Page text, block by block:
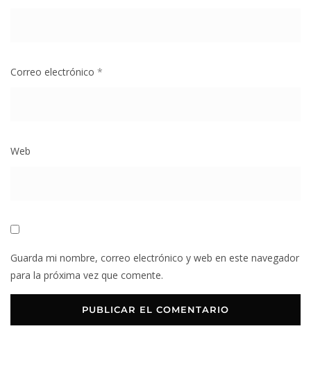
Correo electrónico *
Web
Guarda mi nombre, correo electrónico y web en este navegador
para la próxima vez que comente.